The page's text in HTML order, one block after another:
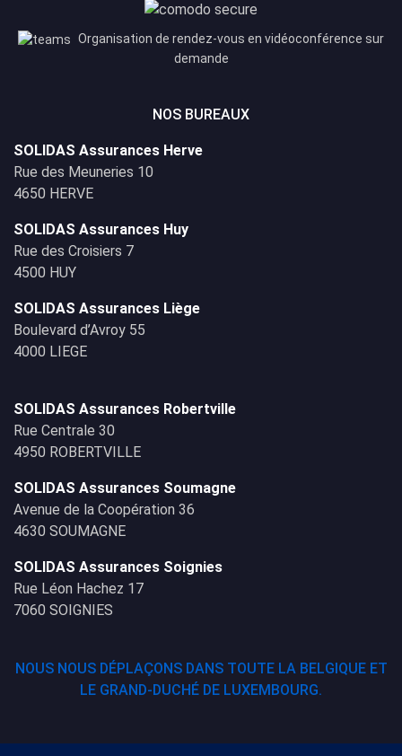
Organisation de rendez-vous en vidéoconférence sur
demande
NOS BUREAUX
SOLIDAS Assurances Herve
Rue des Meuneries 10
4650 HERVE
SOLIDAS Assurances Huy
Rue des Croisiers 7
4500 HUY
SOLIDAS Assurances Liège
Boulevard d’Avroy 55
4000 LIEGE
SOLIDAS Assurances Robertville
Rue Centrale 30
4950 ROBERTVILLE
SOLIDAS Assurances Soumagne
Avenue de la Coopération 36
4630 SOUMAGNE
SOLIDAS Assurances Soignies
Rue Léon Hachez 17
7060 SOIGNIES
NOUS NOUS DÉPLAÇONS DANS TOUTE LA BELGIQUE ET
LE GRAND-DUCHÉ DE LUXEMBOURG.